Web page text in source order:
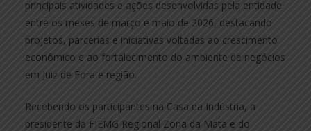
principais atividades e ações desenvolvidas pela entidade
entre os meses de março e maio de 2026, destacando
projetos, parcerias e iniciativas voltadas ao crescimento
econômico e ao fortalecimento do ambiente de negócios
em Juiz de Fora e região.
Recebendo os participantes na Casa da Indústria, a
presidente da FIEMG Regional Zona da Mata e do